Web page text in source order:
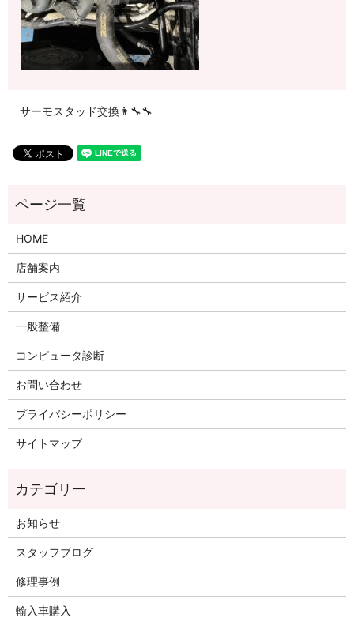
サーモスタッド交換👨‍🔧🔧
HOME
店舗案内
サービス紹介
一般整備
コンピュータ診断
お問い合わせ
プライバシーポリシー
サイトマップ
お知らせ
スタッフブログ
修理事例
輸入車購入